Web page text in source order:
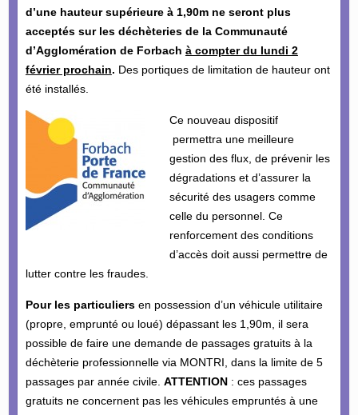
d’une hauteur supérieure à 1,90m ne seront plus
acceptés sur les déchèteries de la Communauté
d’Agglomération de Forbach à compter du lundi 2
février prochain. Des portiques de limitation de hauteur ont
été installés.
Ce nouveau dispositif
permettra une meilleure
gestion des flux, de prévenir les
dégradations et d’assurer la
sécurité des usagers comme
celle du personnel. Ce
renforcement des conditions
d’accès doit aussi permettre de
lutter contre les fraudes.
Pour les particuliersen possession d’un véhicule utilitaire
(propre, emprunté ou loué) dépassant les 1,90m, il sera
possible de faire une demande de passages gratuits à la
déchèterie professionnelle via MONTRI, dans la limite de 5
passages par année civile. ATTENTION: ces passages
gratuits ne concernent pas les véhicules empruntés à une